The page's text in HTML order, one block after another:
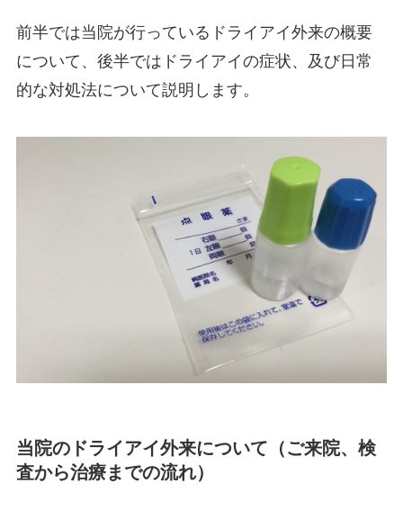
前半では当院が行っているドライアイ外来の概要
について、後半ではドライアイの症状、及び日常
的な対処法について説明します。
当院のドライアイ外来について（ご来院、検
査から治療までの流れ）